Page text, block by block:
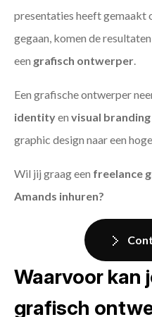
presentaties heeft gemaakt
gegaan, komen de
een grafisch ontwerper
Een grafische ontwerper
identityen visual branding
graphic design naar een
Wil jij graag een freelance
Amands inhuren?
Waarvoor kan
grafisch